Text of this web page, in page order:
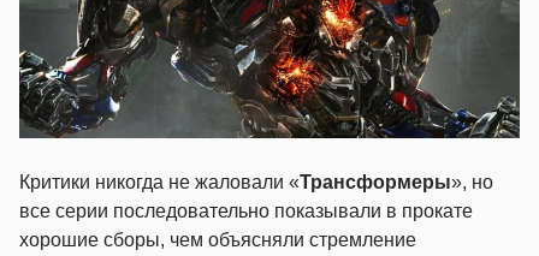
Критики никогда не жаловали «Трансформеры», но
все серии последовательно показывали в прокате
хорошие сборы, чем объясняли стремление